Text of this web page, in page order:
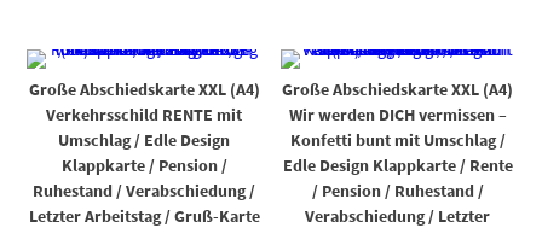
Große Abschiedskarte XXL (A4)
Verkehrsschild RENTE mit
Umschlag / Edle Design
Klappkarte / Pension /
Ruhestand / Verabschiedung /
Letzter Arbeitstag / Gruß-Karte
Große Abschiedskarte XXL (A4)
Wir werden DICH vermissen –
Konfetti bunt mit Umschlag /
Edle Design Klappkarte / Rente
/ Pension / Ruhestand /
Verabschiedung / Letzter